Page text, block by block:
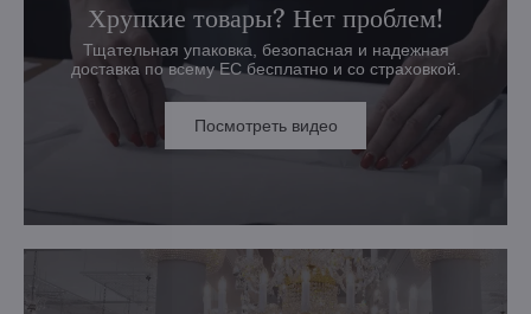
Хрупкие товары? Нет проблем!
Тщательная упаковка, безопасная и надежная
доставка по всему ЕС бесплатно и со страховкой.
Посмотреть видео